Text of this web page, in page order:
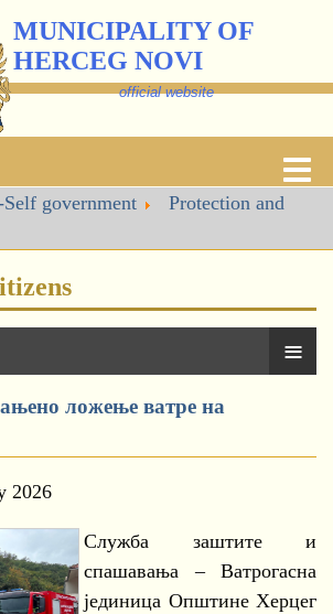
MUNICIPALITY OF
HERCEG NOVI
official website
government
Protection and
≡
ложење ватре на
2026
Служба заштите и
спашавања – Ватрогасна
јединица Општине Херцег